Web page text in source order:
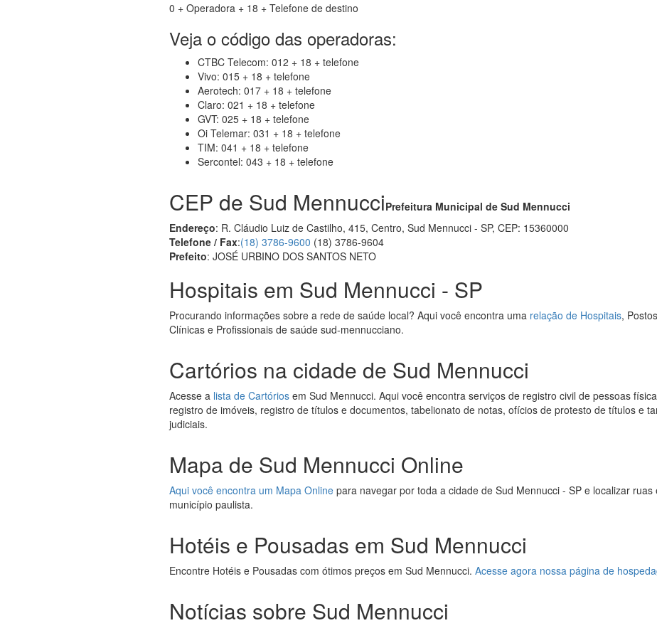
0 + Operadora + 18 + Telefone de destino
Veja o código das operadoras:
CTBC Telecom: 012 + 18 + telefone
Vivo: 015 + 18 + telefone
Aerotech: 017 + 18 + telefone
Claro: 021 + 18 + telefone
GVT: 025 + 18 + telefone
Oi Telemar: 031 + 18 + telefone
TIM: 041 + 18 + telefone
Sercontel: 043 + 18 + telefone
CEP de Sud MennucciPrefeitura Municipal de Sud Mennucci
Endereço: R. Cláudio Luiz de Castilho, 415, Centro, Sud Mennucci - SP, CEP: 15360000
Telefone / Fax:(18) 3786-9600 (18) 3786-9604
Prefeito: JOSÉ URBINO DOS SANTOS NETO
Hospitais em Sud Mennucci - SP
Procurando informações sobre a rede de saúde local? Aqui você encontra uma relação de Hospitais,
Clínicas e Profissionais de saúde sud-mennucciano.
Cartórios na cidade de Sud Mennucci
Acesse a lista de Cartórios em Sud Mennucci. Aqui você encontra serviços de registro civil de pessoas
registro de imóveis, registro de títulos e documentos, tabelionato de notas, ofícios de protesto de títulos e
judiciais.
Mapa de Sud Mennucci Online
Aqui você encontra um Mapa Online para navegar por toda a cidade de Sud Mennucci - SP e localizar ruas
município paulista.
Hotéis e Pousadas em Sud Mennucci
Encontre Hotéis e Pousadas com ótimos preços em Sud Mennucci.Acesse agora nossa página de
Notícias sobre Sud Mennucci